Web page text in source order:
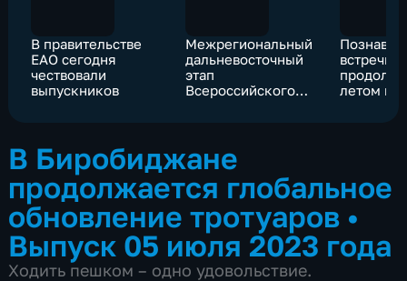
В правительстве
ЕАО сегодня
чествовали
выпускников
Межрегиональный
дальневосточный
этап
Всероссийского
встречи
летом в
В Биробиджане
продолжается глобальное
обновление тротуаров •
Выпуск 05 июля 2023 года
Ходить пешком – одно удовольствие.